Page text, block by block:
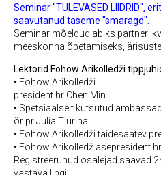
Seminar "TULEVASED LIIDRID",
saavutanud taseme "smaragd".
Seminar mõeldud abiks partneri
meeskonna õpetamiseks,
Lektorid Fohow Ärikolledži
• Fohow Ärikolledži
president hr Chen Min
• Spetsiaalselt kutsutud
ör pr Julia Tjurina.
• Fohow Ärikolledži täidesaatev
• Fohow Ärikolledž asepresident
Registreerunud osalejad saavad